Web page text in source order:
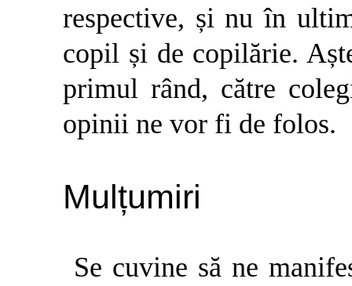
respective, și nu în
copil și de copilărie.
primul rând, către
opinii ne vor fi de folos.
Mulțumiri
Se cuvine să ne